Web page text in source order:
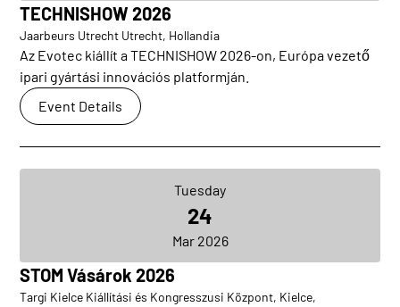
TECHNISHOW 2026
Jaarbeurs Utrecht Utrecht, Hollandia
Az Evotec kiállít a TECHNISHOW 2026-on, Európa vezető
ipari gyártási innovációs platformján.
Event Details
Tuesday
24
Mar 2026
STOM Vásárok 2026
Targi Kielce Kiállítási és Kongresszusi Központ, Kielce,